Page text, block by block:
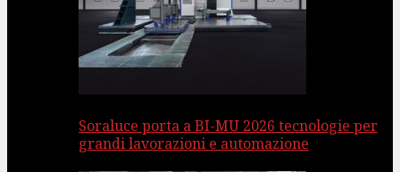
Soraluce porta a BI-MU 2026 tecnologie per
grandi lavorazioni e automazione